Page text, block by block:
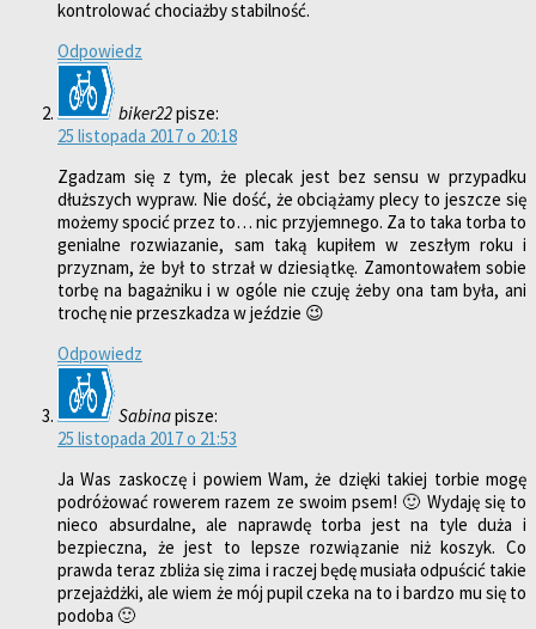
kontrolować chociażby stabilność.
Odpowiedz
biker22pisze:
25 listopada 2017 o 20:18
Zgadzam się z tym, że plecak jest bez sensu w przypadku
dłuższych wypraw. Nie dość, że obciążamy plecy to jeszcze się
możemy spocić przez to… nic przyjemnego. Za to taka torba to
genialne rozwiazanie, sam taką kupiłem w zeszłym roku i
przyznam, że był to strzał w dziesiątkę. Zamontowałem sobie
torbę na bagażniku i w ogóle nie czuję żeby ona tam była, ani
trochę nie przeszkadza w jeździe 😉
Odpowiedz
Sabinapisze:
25 listopada 2017 o 21:53
Ja Was zaskoczę i powiem Wam, że dzięki takiej torbie mogę
podróżować rowerem razem ze swoim psem! 🙂 Wydaję się to
nieco absurdalne, ale naprawdę torba jest na tyle duża i
bezpieczna, że jest to lepsze rozwiązanie niż koszyk. Co
prawda teraz zbliża się zima i raczej będę musiała odpuścić takie
przejażdżki, ale wiem że mój pupil czeka na to i bardzo mu się to
podoba 🙂